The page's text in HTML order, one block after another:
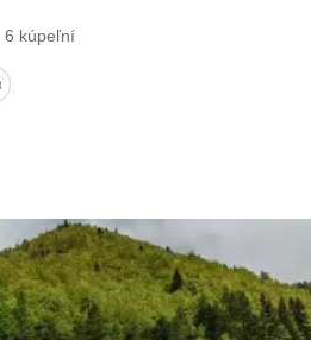
6 kúpeľní